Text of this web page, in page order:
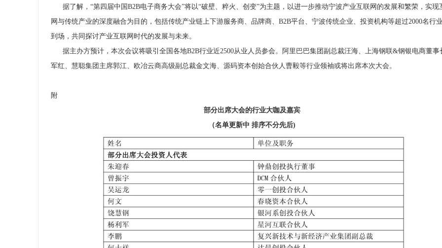
据了解，“第四届中国B2B电子商务大会”将以“破壁、粹火、创变”为主题，以进一步推动宁波产业互联网的发展和繁荣，实现
网与传统产业的深度融合为目的，包括传统产业链上下游服务商、品牌商、B2B平台、宁波传统企业、投资机构等超过2000名行
到场，共同探讨产业互联网时代的发展与未来。
据主办方预计，本次会议将吸引全国各地B2B行业近2500从业人员参会。阿里巴巴集团副总裁汪海、上海钢联&钢银电商董事
军红、慧聪集团主席郭江、欧冶云商高级副总裁金文海、源码资本创始合伙人曹毅等行业领袖或将出席本次大会。
附
部分出席大会的行业大咖及嘉宾
（名单更新中 排序不分先后)